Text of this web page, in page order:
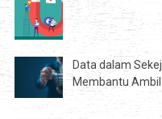
Data dalam
Membantu